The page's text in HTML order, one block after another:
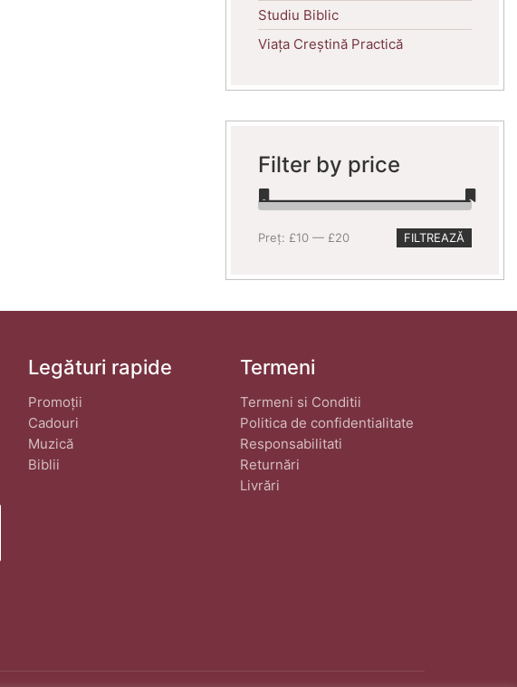
Studiu Biblic
Viața Creștină Practică
Filter by price
Preț
Preț
FILTREAZĂ
Preț: £10 — £20
Legături rapide
Promoții
Cadouri
Muzică
Biblii
Termeni
Termeni si Conditii
Politica de confidentialitate
Responsabilitati
Returnări
Livrări